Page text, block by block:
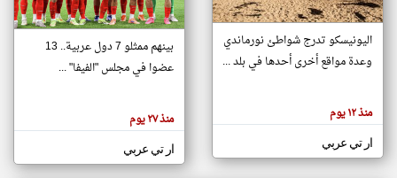
تغيير الدولة
اخبار جزر القمر على مدار الساعة
أهم اخبار جزر القمر العاجلة والمباشرة
هنا عن
وجهة
كاتبيها.
اليونيسكو تدرج شواطئ نورماندي
وعدة مواقع أخرى أحدها في بلد ...
منذ ١٢ يوم
ار تي عربي
بينهم ممثلو 7 دول عربية.. 13
عضوا في مجلس "الفيفا" ...
منذ ٢٧ يوم
ار تي عربي
klyoum.com